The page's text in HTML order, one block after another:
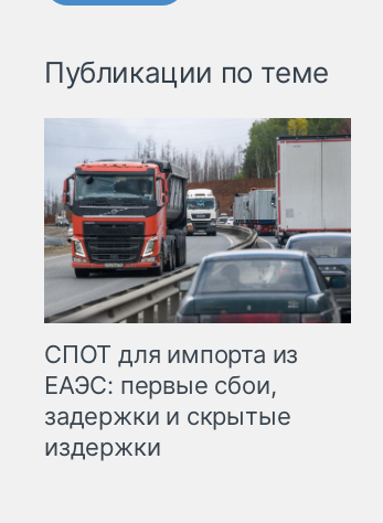
Публикации по теме
СПОТ для импорта из
ЕАЭС: первые сбои,
задержки и скрытые
издержки